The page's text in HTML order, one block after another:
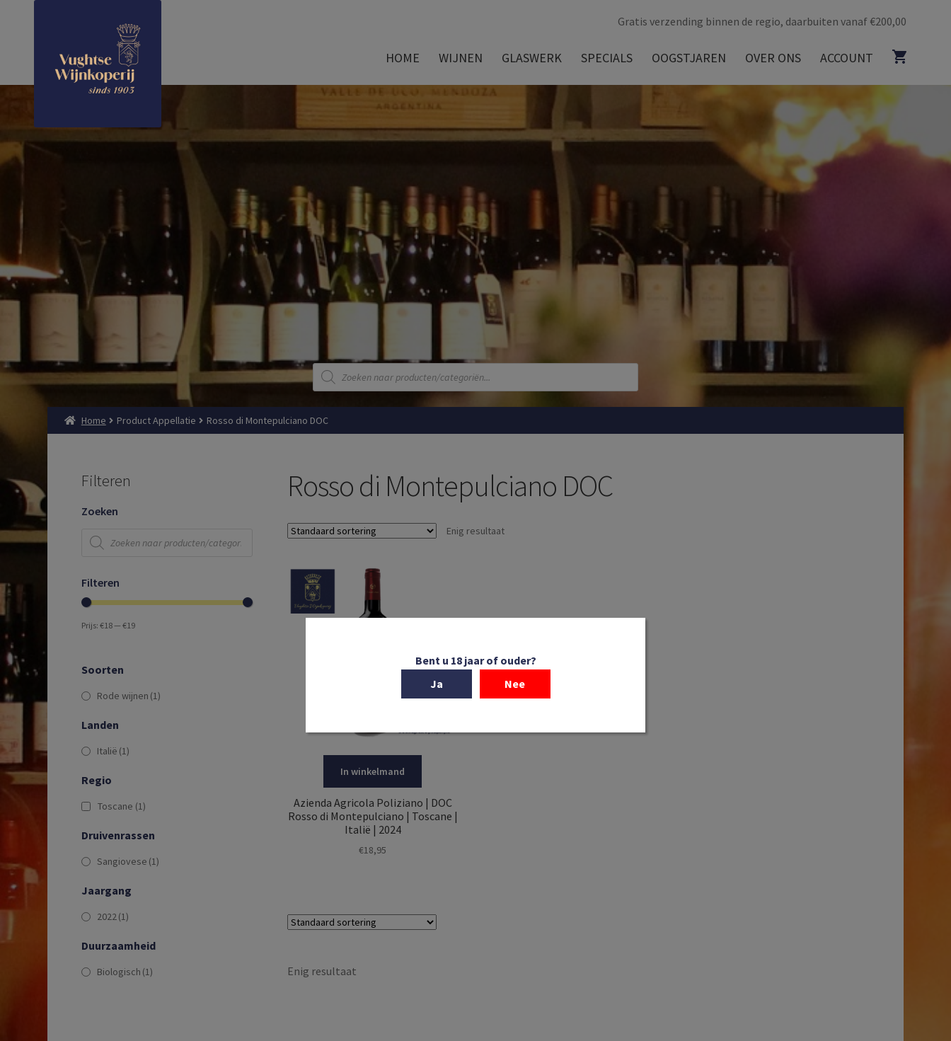
Gratis verzending binnen de regio, daarbuiten vanaf €200,00
HOME WIJNEN GLASWERK SPECIALS OOGSTJAREN OVER ONS ACCOUNT
Producten
zoeken
Home Product Appellatie Rosso di Montepulciano DOC
Rosso di Montepulciano DOC
Enig resultaat
In winkelmand
Azienda Agricola Poliziano | DOC
Rosso di Montepulciano | Toscane |
Italië | 2024
€18,95
Enig resultaat
Filteren
Zoeken
Producten
zoeken
Filteren
Prijs:€18—€19
Soorten
Rode wijnen (1)
Landen
Italië (1)
Regio
Toscane (1)
Druivenrassen
Sangiovese (1)
Jaargang
2022(1)
Duurzaamheid
Biologisch (1)
Bent u 18 jaar of ouder?
Ja
Nee